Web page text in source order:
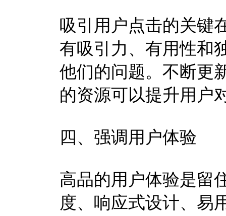
吸引用户点击的关键
有吸引力、有用性和
他们的问题。不断更
的资源可以提升用户
四、强调用户体验
高品的用户体验是留
度、响应式设计、易